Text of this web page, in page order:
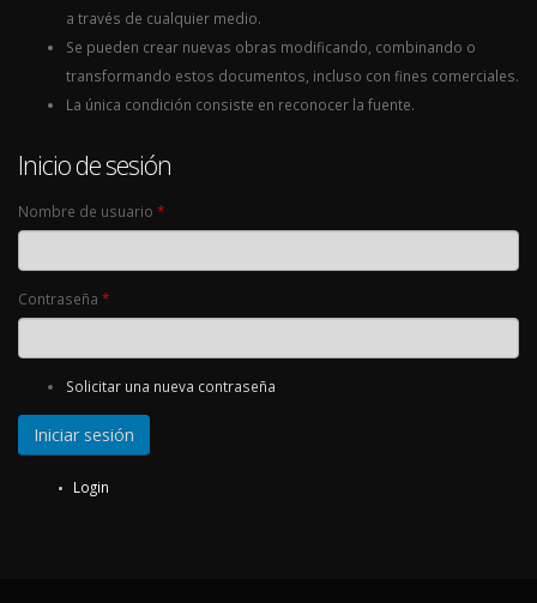
a través de cualquier medio.
Se pueden crear nuevas obras modificando, combinando o
transformando estos documentos, incluso con fines comerciales.
La única condición consiste en reconocer la fuente.
Inicio de sesión
Nombre de usuario *
Contraseña *
Solicitar una nueva contraseña
Login